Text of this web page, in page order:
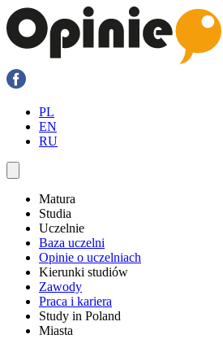
PL
EN
RU
Matura
Studia
Uczelnie
Baza uczelni
Opinie o uczelniach
Kierunki studiów
Zawody
Praca i kariera
Study in Poland
Miasta